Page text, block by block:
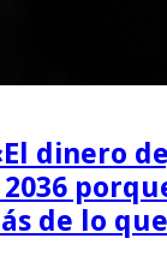
dinero
de lo